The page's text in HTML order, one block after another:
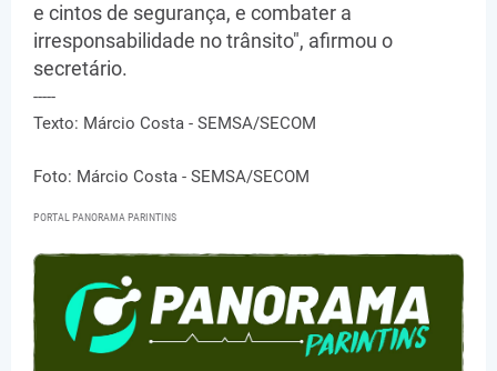
e cintos de segurança, e combater a
irresponsabilidade no trânsito", afirmou o
secretário.
-----
Texto: Márcio Costa - SEMSA/SECOM
Foto: Márcio Costa - SEMSA/SECOM
PORTAL PANORAMA PARINTINS